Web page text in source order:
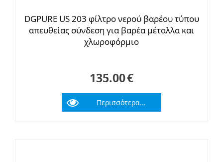
DGPURE US 203 φίλτρο νερού βαρέου τύπου
απευθείας σύνδεση για βαρέα μέταλλα και
χλωροφόρμιο
135.00€
Περισσότερα...